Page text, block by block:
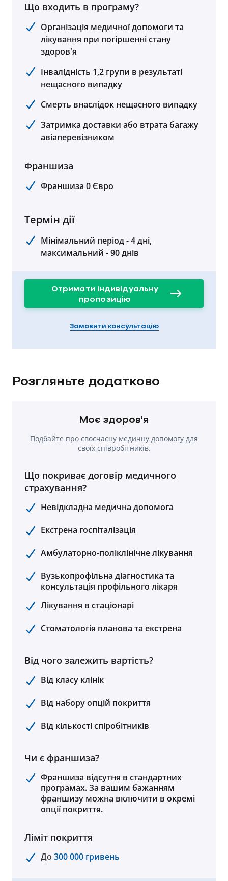
Що входить в програму?
Організація медичної допомоги та
лікування при погіршенні стану
здоров'я
Інвалідність 1,2 групи в результаті
нещасного випадку
Смерть внаслідок нещасного випадку
Затримка доставки або втрата багажу
авіаперевізником
Франшиза
Франшиза 0 Євро
Термін дії
Мінімальний період - 4 дні,
максимальний - 90 днів
Замовити консультацію
Отримати індивідуальну
пропозицію
Розгляньте додатково
Моє здоров'я
Подбайте про своєчасну медичну допомогу для
своїх співробітників.
Що покриває договір медичного
страхування?
Невідкладна медична допомога
Екстрена госпіталізація
Амбулаторно-поліклінічне лікування
Вузькопрофільна діагностика та
консультація профільного лікаря
Лікування в стаціонарі
Стоматологія планова та екстрена
Від чого залежить вартість?
Від класу клінік
Від набору опцій покриття
Від кількості спіробітників
Чи є франшиза?
Франшиза відсутня в стандартних
програмах. За вашим бажанням
франшизу можна включити в окремі
опції покриття.
Ліміт покриття
До 300 000 гривень